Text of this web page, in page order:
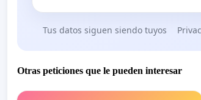
Tus datos siguen siendo tuyos
Otras peticiones que le pueden interesar